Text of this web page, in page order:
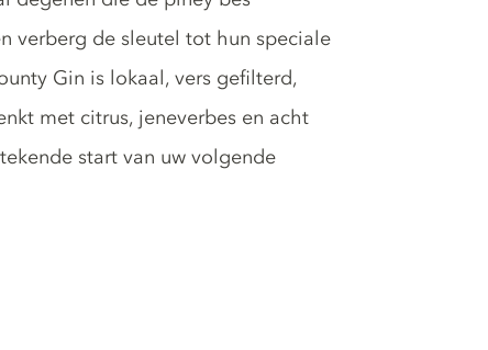
verberg de sleutel tot hun speciale
Gin is lokaal, vers gefilterd,
met citrus, jeneverbes en acht
start van uw volgende